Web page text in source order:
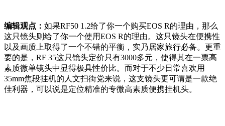
编辑观点： 如果RF50 1.2给了你一个购买EOS R的理由，那么
这只镜头则给了你一个使用EOS R的理由。这只镜头在便携性
以及画质上取得了一个不错的平衡，实乃居家旅行必备。更重
要的是，RF 35这只镜头定价只有3000多元，使得其在一票高
素质微单镜头中显得极具性价比。而对于不少日常喜欢用
35mm焦段挂机的人文扫街党来说，这支镜头更可谓是一款绝
佳利器，可以说是定位精准的专微高素质便携挂机头。